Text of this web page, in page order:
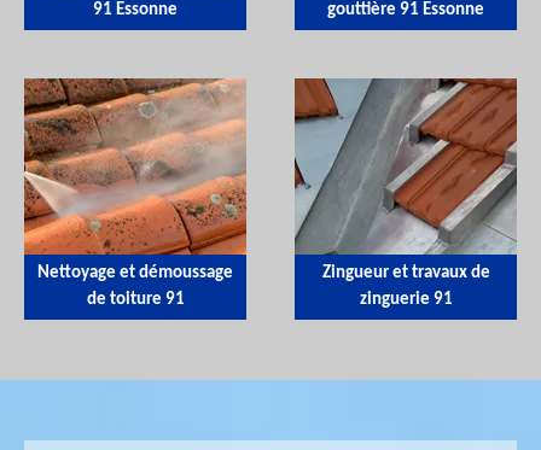
91 Essonne
gouttière 91 Essonne
Nettoyage et démoussage
de toiture 91
Zingueur et travaux de
zinguerie 91